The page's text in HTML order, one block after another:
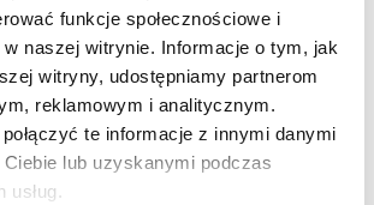
funkcje społecznościowe i
naszej witrynie. Informacje o tym, jak
witryny, udostępniamy partnerom
reklamowym i analitycznym.
te informacje z innymi danymi
lub uzyskanymi podczas
usług.
na stanie